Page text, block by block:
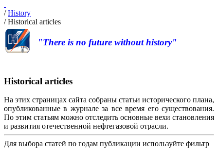
/History
/Historical articles
"There is no future without history"
Historical articles
На этих страницах сайта собраны статьи исторического плана,
опубликованные в журнале за все время его существования.
По этим статьям можно отследить основные вехи становления
и развития отечественной нефтегазовой отрасли.
Для выбора статей по годам публикации используйте фильтр